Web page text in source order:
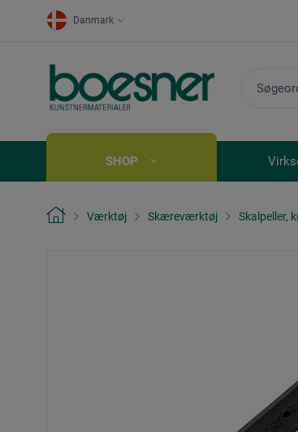
Danmark
SHOP
Værktøj Skæreværktøj Skalpeller,